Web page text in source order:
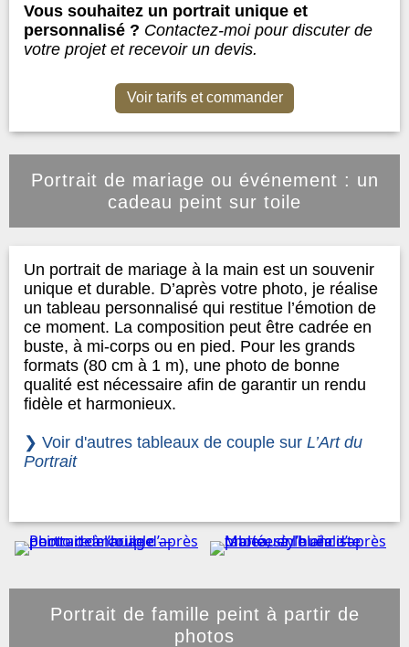
Vous souhaitez un portrait unique et
personnalisé ? Contactez-moi pour discuter de
votre projet et recevoir un devis.
Voir tarifs et commander
Portrait de mariage ou événement : un
cadeau peint sur toile
Un portrait de mariage à la main est un souvenir
unique et durable. D’après votre photo, je réalise
un tableau personnalisé qui restitue l’émotion de
ce moment. La composition peut être cadrée en
buste, à mi-corps ou en pied. Pour les grands
formats (80 cm à 1 m), une photo de bonne
qualité est nécessaire afin de garantir un rendu
fidèle et harmonieux.
❯ Voir d'autres tableaux de couple sur L’Art du
Portrait
Portrait de famille peint à partir de
photos